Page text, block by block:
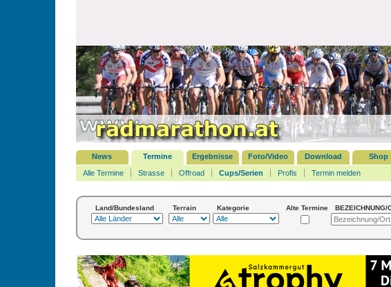
News Termine Ergebnisse Foto/Video Download Shop
Alle Termine
Strasse Offroad Cups/Serien Profis Termin melden
Land/Bundesland Terrain Kategorie Alte Termine BEZEICHNUNG/